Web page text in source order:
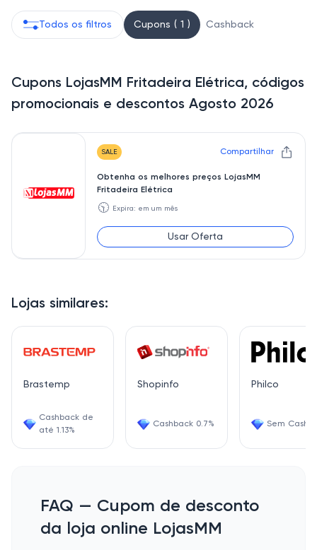
Lojas similares:
Brastemp
Cashback de
até 1.13%
Shopinfo
Cashback 0.7%
Philco
Sem
Todos os filtros Cupons ( 1 ) Cashback
Cupons LojasMM Fritadeira Elétrica, códigos
promocionais e descontos Agosto 2026
SALE Compartilhar
Obtenha os melhores preços LojasMM
Fritadeira Elétrica
🕥 Expira: em um mês
Usar Oferta
FAQ — Cupom de desconto
da loja online LojasMM